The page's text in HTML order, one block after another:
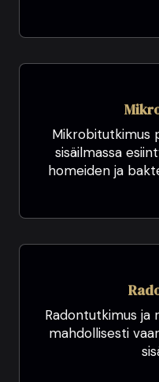
Mikrobitutkimus
sisäilmassa
homeiden ja
Radontutkimus ja
mahdollisesti